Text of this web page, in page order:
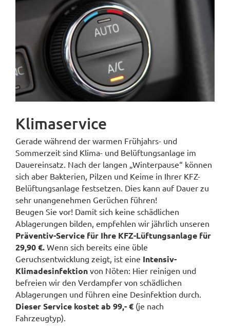
Klimaservice
Gerade während der warmen Frühjahrs- und
Sommerzeit sind Klima- und Belüftungsanlage im
Dauereinsatz. Nach der langen „Winterpause“ können
sich aber Bakterien, Pilzen und Keime in Ihrer KFZ-
Belüftungsanlage festsetzen. Dies kann auf Dauer zu
sehr unangenehmen Gerüchen führen!
Beugen Sie vor! Damit sich keine schädlichen
Ablagerungen bilden, empfehlen wir jährlich unseren
Präventiv-Service für Ihre KFZ-Lüftungsanlage für
29,90 €. Wenn sich bereits eine üble
Geruchsentwicklung zeigt, ist eine Intensiv-
Klimadesinfektion von Nöten: Hier reinigen und
befreien wir den Verdampfer von schädlichen
Ablagerungen und führen eine Desinfektion durch.
Dieser Service kostet ab 99,- € (je nach
Fahrzeugtyp).